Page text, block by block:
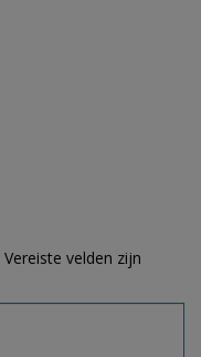
Vereiste velden zijn